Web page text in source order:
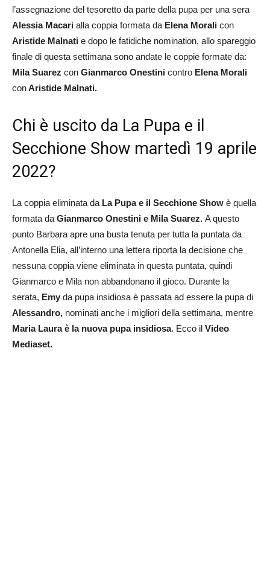
l’assegnazione del tesoretto da parte della pupa per una sera
Alessia Macari alla coppia formata da Elena Morali con
Aristide Malnati e dopo le fatidiche nomination, allo spareggio
finale di questa settimana sono andate le coppie formate da:
Mila Suarez con Gianmarco Onestini contro Elena Morali
conAristide Malnati.
Chi è uscito da La Pupa e il
Secchione Show martedì 19 aprile
2022?
La coppia eliminata da La Pupa e il Secchione Show è quella
formata daGianmarco Onestini e Mila Suarez. A questo
punto Barbara apre una busta tenuta per tutta la puntata da
Antonella Elia, all’interno una lettera riporta la decisione che
nessuna coppia viene eliminata in questa puntata, quindi
Gianmarco e Mila non abbandonano il gioco. Durante la
serata, Emy da pupa insidiosa è passata ad essere la pupa di
Alessandro, nominati anche i migliori della settimana, mentre
Maria Lauraè la nuova pupa insidiosa. Ecco il Video
Mediaset.